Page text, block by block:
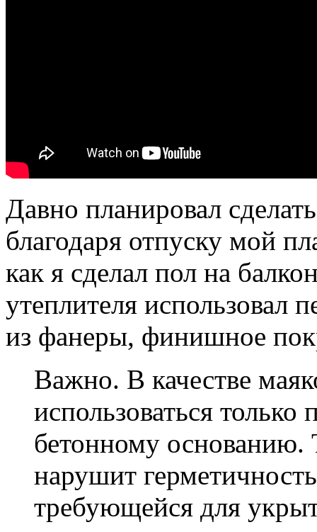
Давно планировал
благодаря отпуску мой
как я сделал пол на
утеплителя использовал
из фанеры, финишное
Важно. В качестве
использоваться
бетонному основанию.
нарушит
требующейся для